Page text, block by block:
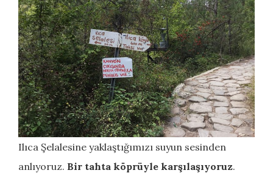
Ilıca Şelalesine yaklaştığımızı suyun sesinden
anlıyoruz. Bir tahta köprüyle karşılaşıyoruz.